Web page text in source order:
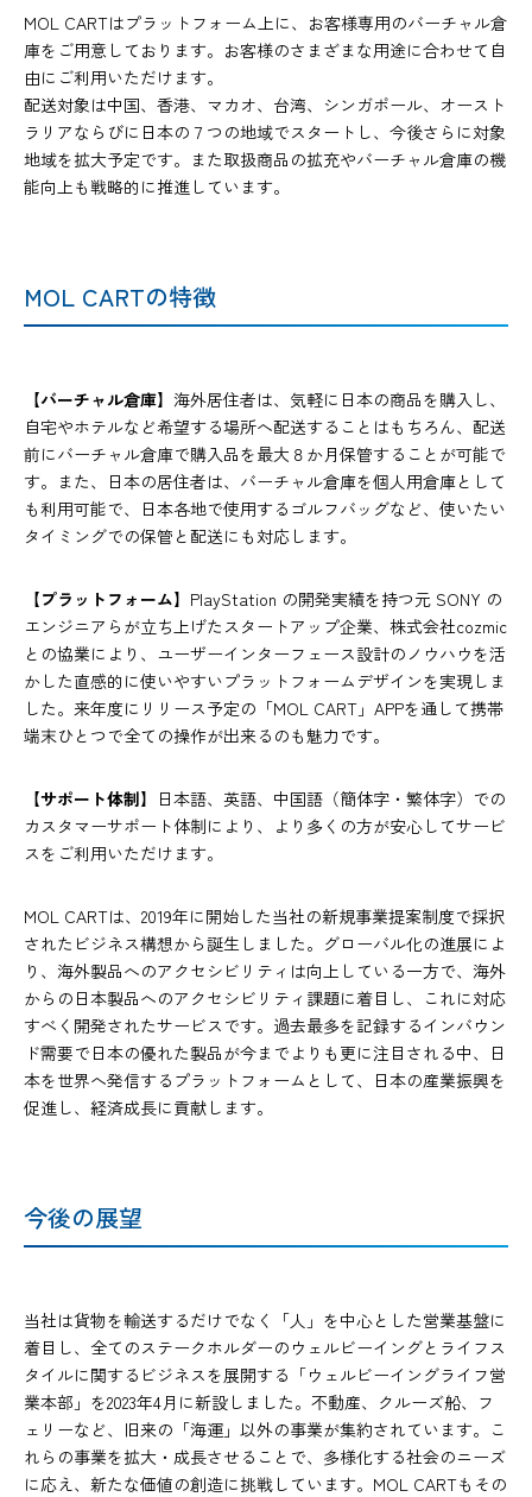
MOL CARTはプラットフォーム上に、お客様専用のバーチャル倉
庫をご用意しております。お客様のさまざまな用途に合わせて自
由にご利用いただけます。
配送対象は中国、香港、マカオ、台湾、シンガポール、オースト
ラリアならびに日本の７つの地域でスタートし、今後さらに対象
地域を拡大予定です。また取扱商品の拡充やバーチャル倉庫の機
能向上も戦略的に推進しています。
MOL CARTの特徴
【バーチャル倉庫】 海外居住者は、気軽に日本の商品を購入し、
自宅やホテルなど希望する場所へ配送することはもちろん、配送
前にバーチャル倉庫で購入品を最大８か月保管することが可能で
す。また、日本の居住者は、バーチャル倉庫を個人用倉庫として
も利用可能で、日本各地で使用するゴルフバッグなど、使いたい
タイミングでの保管と配送にも対応します。
【プラットフォーム】 PlayStation の開発実績を持つ元 SONY の
エンジニアらが立ち上げたスタートアップ企業、株式会社cozmic
との協業により、ユーザーインターフェース設計のノウハウを活
かした直感的に使いやすいプラットフォームデザインを実現しま
した。来年度にリリース予定の「MOL CART」APPを通して携帯
端末ひとつで全ての操作が出来るのも魅力です。
【サポート体制】 日本語、英語、中国語（簡体字・繁体字）での
カスタマーサポート体制により、より多くの方が安心してサービ
スをご利用いただけます。
MOL CARTは、2019年に開始した当社の新規事業提案制度で採択
されたビジネス構想から誕生しました。グローバル化の進展によ
り、海外製品へのアクセシビリティは向上している一方で、海外
からの日本製品へのアクセシビリティ課題に着目し、これに対応
すべく開発されたサービスです。過去最多を記録するインバウン
ド需要で日本の優れた製品が今までよりも更に注目される中、日
本を世界へ発信するプラットフォームとして、日本の産業振興を
促進し、経済成長に貢献します。
今後の展望
当社は貨物を輸送するだけでなく「人」を中心とした営業基盤に
着目し、全てのステークホルダーのウェルビーイングとライフス
タイルに関するビジネスを展開する「ウェルビーイングライフ営
業本部」を2023年4月に新設しました。不動産、クルーズ船、フ
ェリーなど、旧来の「海運」以外の事業が集約されています。こ
れらの事業を拡大・成長させることで、多様化する社会のニーズ
に応え、新たな価値の創造に挑戦しています。MOL CARTもその